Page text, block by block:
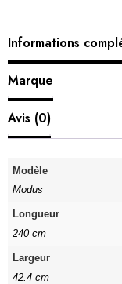
Informations
Marque
Avis (0)
Modèle
Modus
Longueur
240 cm
Largeur
42.4 cm